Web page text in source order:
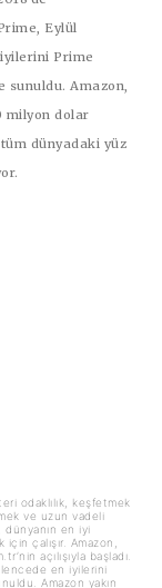
Eylül
Prime
sunuldu. Amazon,
milyon dolar
dünyadaki yüz
odaklılık, keşfetmek
ve uzun vadeli
dünyanın en iyi
çalışır. Amazon,
açılışıyla başladı.
en iyilerini
Amazon yakın